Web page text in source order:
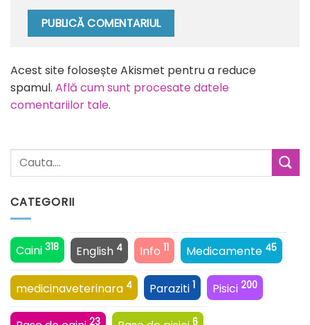
CATEGORII
Caini 318 English 4 Info 11 Medicamente 45
medicinaveterinara 4 Paraziti 1 Pisici 200
23 6
Acest site folosește Akismet pentru a reduce
spamul. Află cum sunt procesate datele
comentariilor tale.